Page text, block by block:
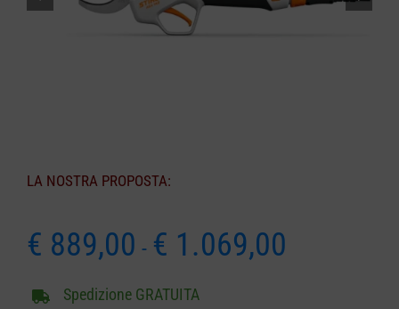
LA NOSTRA PROPOSTA:
€ 889,00 - € 1.069,00
Spedizione GRATUITA